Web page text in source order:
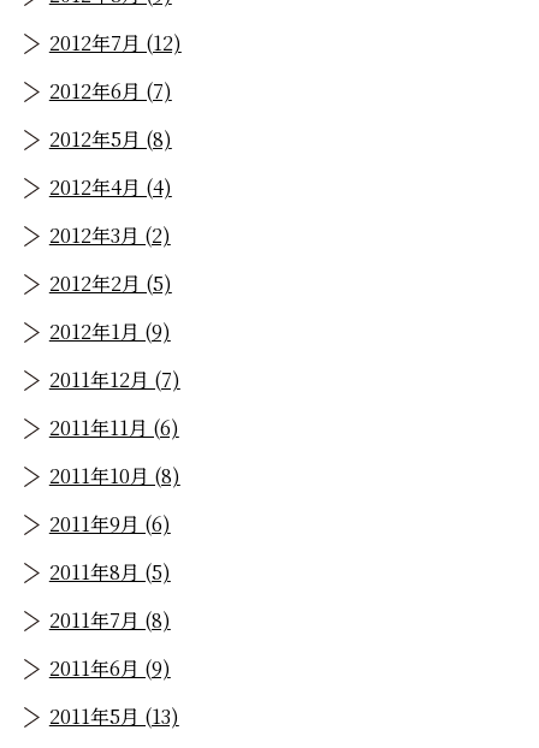
2012年7月 (12)
2012年6月 (7)
2012年5月 (8)
2012年4月 (4)
2012年3月 (2)
2012年2月 (5)
2012年1月 (9)
2011年12月 (7)
2011年11月 (6)
2011年10月 (8)
2011年9月 (6)
2011年8月 (5)
2011年7月 (8)
2011年6月 (9)
2011年5月 (13)